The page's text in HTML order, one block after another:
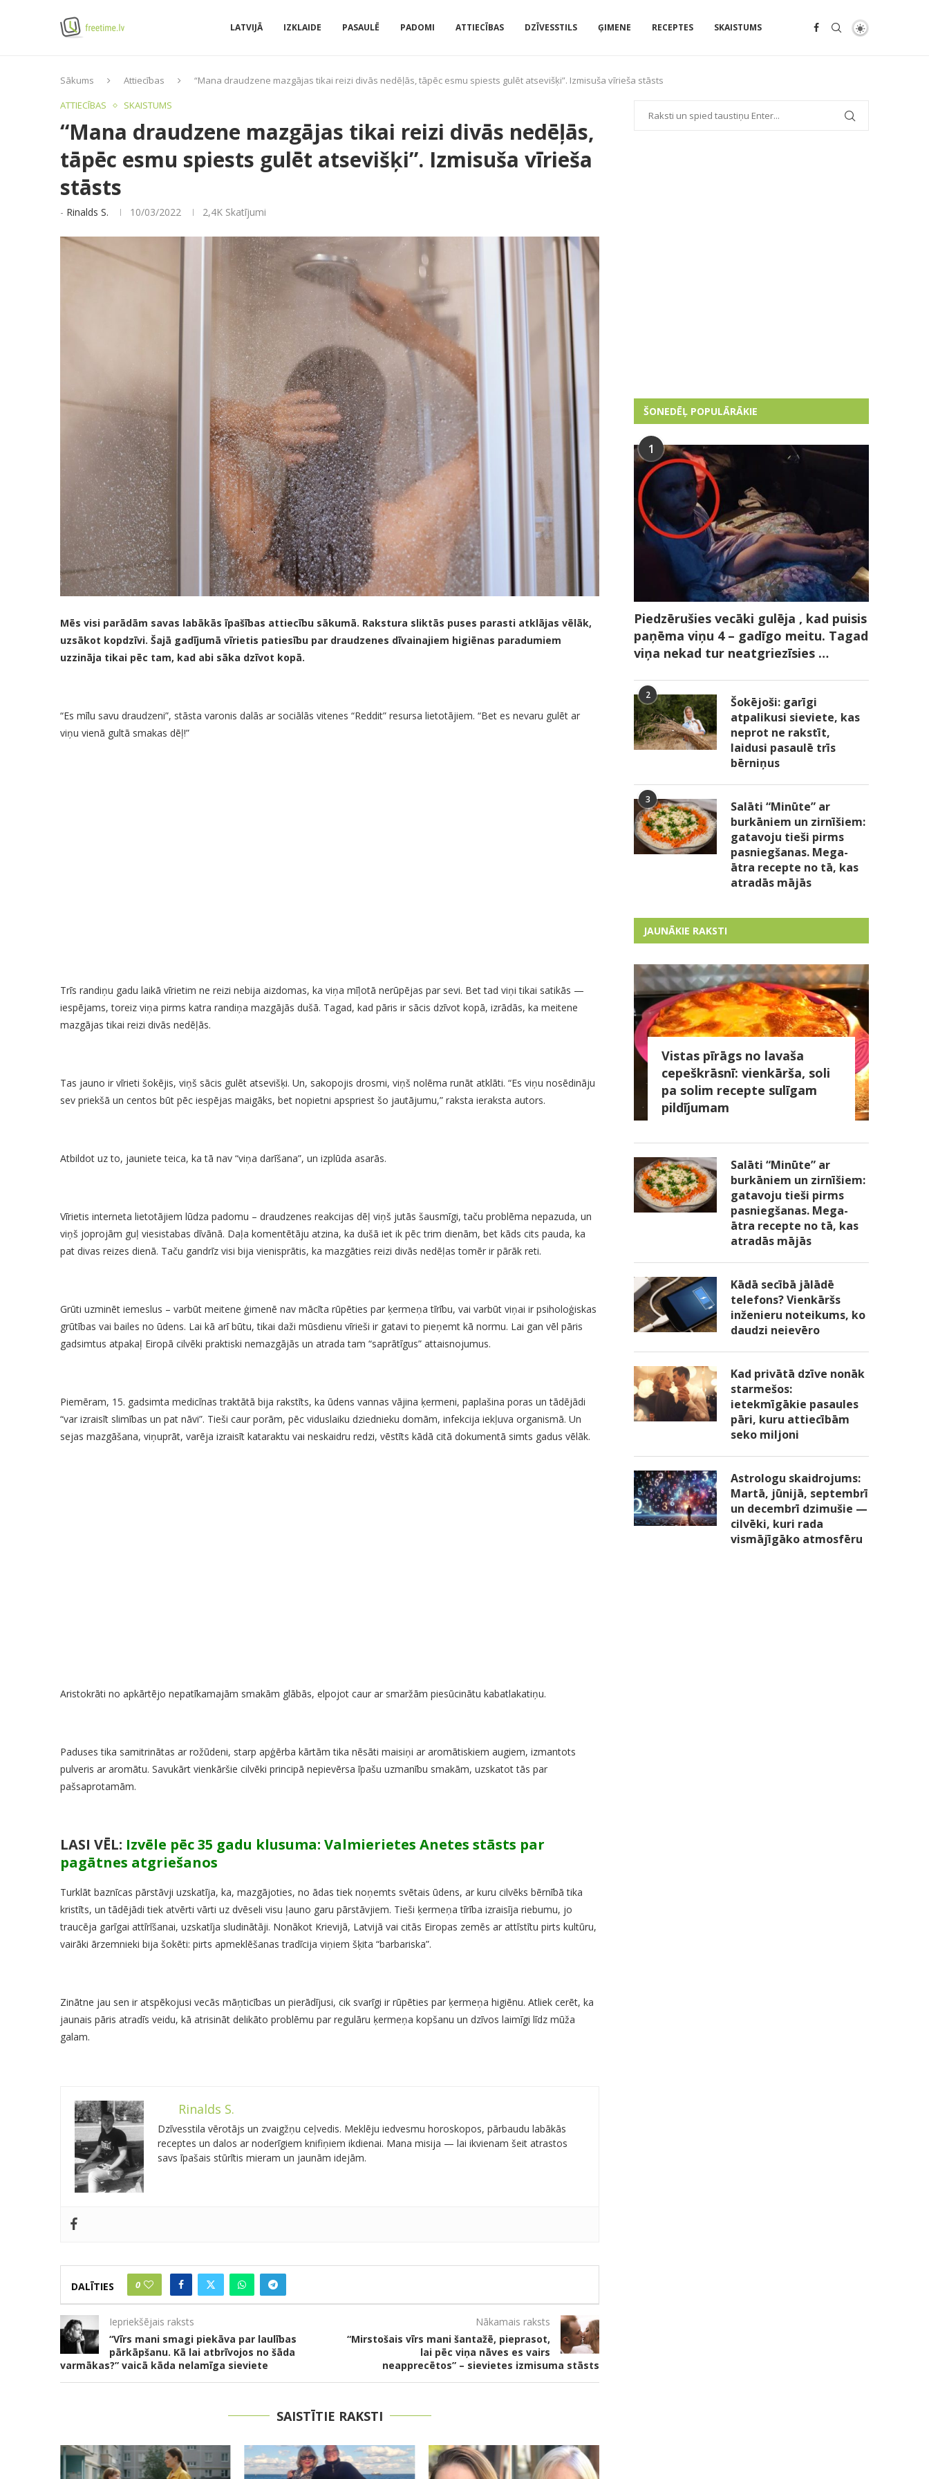
LATVIJĀ IZKLAIDE PASAULĒ PADOMI ATTIECĪBAS DZĪVESSTILS ĢIMENE RECEPTES SKAISTUMS
Sākums Attiecības
“Mana draudzene mazgājas tikai reizi divās nedēļās, tāpēc esmu spiests gulēt atsevišķi”. Izmisuša vīrieša stāsts
ATTIECĪBAS
SKAISTUMS
“Mana draudzene mazgājas tikai reizi divās nedēļās,
tāpēc esmu spiests gulēt atsevišķi”. Izmisuša vīrieša
stāsts
- Rinalds S. 10/03/2022 2,4K Skatījumi
Mēs visi parādām savas labākās īpašības attiecību sākumā. Rakstura sliktās puses parasti atklājas vēlāk,
uzsākot kopdzīvi. Šajā gadījumā vīrietis patiesību par draudzenes dīvainajiem higiēnas paradumiem
uzzināja tikai pēc tam, kad abi sāka dzīvot kopā.
“Es mīlu savu draudzeni”, stāsta varonis dalās ar sociālās vitenes “Reddit” resursa lietotājiem. “Bet es nevaru gulēt ar
viņu vienā gultā smakas dēļ!”
Trīs randiņu gadu laikā vīrietim ne reizi nebija aizdomas, ka viņa mīļotā nerūpējas par sevi. Bet tad viņi tikai satikās —
iespējams, toreiz viņa pirms katra randiņa mazgājās dušā. Tagad, kad pāris ir sācis dzīvot kopā, izrādās, ka meitene
mazgājas tikai reizi divās nedēļās.
Tas jauno ir vīrieti šokējis, viņš sācis gulēt atsevišķi. Un, sakopojis drosmi, viņš nolēma runāt atklāti. “Es viņu nosēdināju
sev priekšā un centos būt pēc iespējas maigāks, bet nopietni apspriest šo jautājumu,” raksta ieraksta autors.
Atbildot uz to, jauniete teica, ka tā nav “viņa darīšana”, un izplūda asarās.
Vīrietis interneta lietotājiem lūdza padomu – draudzenes reakcijas dēļ viņš jutās šausmīgi, taču problēma nepazuda, un
viņš joprojām guļ viesistabas dīvānā. Daļa komentētāju atzina, ka dušā iet ik pēc trim dienām, bet kāds cits pauda, ka
pat divas reizes dienā. Taču gandrīz visi bija vienisprātis, ka mazgāties reizi divās nedēļas tomēr ir pārāk reti.
Grūti uzminēt iemeslus – varbūt meitene ģimenē nav mācīta rūpēties par ķermeņa tīrību, vai varbūt viņai ir psiholoģiskas
grūtības vai bailes no ūdens. Lai kā arī būtu, tikai daži mūsdienu vīrieši ir gatavi to pieņemt kā normu. Lai gan vēl pāris
gadsimtus atpakaļ Eiropā cilvēki praktiski nemazgājās un atrada tam “saprātīgus” attaisnojumus.
Piemēram, 15. gadsimta medicīnas traktātā bija rakstīts, ka ūdens vannas vājina ķermeni, paplašina poras un tādējādi
“var izraisīt slimības un pat nāvi”. Tieši caur porām, pēc viduslaiku dziednieku domām, infekcija iekļuva organismā. Un
sejas mazgāšana, viņuprāt, varēja izraisīt kataraktu vai neskaidru redzi, vēstīts kādā citā dokumentā simts gadus vēlāk.
Aristokrāti no apkārtējo nepatīkamajām smakām glābās, elpojot caur ar smaržām piesūcinātu kabatlakatiņu.
Paduses tika samitrinātas ar rožūdeni, starp apģērba kārtām tika nēsāti maisiņi ar aromātiskiem augiem, izmantots
pulveris ar aromātu. Savukārt vienkāršie cilvēki principā nepievērsa īpašu uzmanību smakām, uzskatot tās par
pašsaprotamām.
LASI VĒL: Izvēle pēc 35 gadu klusuma: Valmierietes Anetes stāsts par
pagātnes atgriešanos
Turklāt baznīcas pārstāvji uzskatīja, ka, mazgājoties, no ādas tiek noņemts svētais ūdens, ar kuru cilvēks bērnībā tika
kristīts, un tādējādi tiek atvērti vārti uz dvēseli visu ļauno garu pārstāvjiem. Tieši ķermeņa tīrība izraisīja riebumu, jo
traucēja garīgai attīrīšanai, uzskatīja sludinātāji. Nonākot Krievijā, Latvijā vai citās Eiropas zemēs ar attīstītu pirts kultūru,
vairāki ārzemnieki bija šokēti: pirts apmeklēšanas tradīcija viņiem šķita “barbariska”.
Zinātne jau sen ir atspēkojusi vecās māņticības un pierādījusi, cik svarīgi ir rūpēties par ķermeņa higiēnu. Atliek cerēt, ka
jaunais pāris atradīs veidu, kā atrisināt delikāto problēmu par regulāru ķermeņa kopšanu un dzīvos laimīgi līdz mūža
galam.
Rinalds S.
Dzīvesstila vērotājs un zvaigžņu ceļvedis. Meklēju iedvesmu horoskopos, pārbaudu labākās
receptes un dalos ar noderīgiem knifiņiem ikdienai. Mana misija — lai ikvienam šeit atrastos
savs īpašais stūrītis mieram un jaunām idejām.
DALĪTIES 0
Iepriekšējais raksts
“Vīrs mani smagi piekāva par laulības
pārkāpšanu. Kā lai atbrīvojos no šāda
varmākas?” vaicā kāda nelamīga sieviete
Nākamais raksts
“Mirstošais vīrs mani šantažē, pieprasot,
lai pēc viņa nāves es vairs
neapprecētos” – sievietes izmisuma stāsts
SAISTĪTIE RAKSTI
ŠONEDĒĻ POPULĀRĀKIE
1
Piedzērušies vecāki gulēja , kad puisis
paņēma viņu 4 – gadīgo meitu. Tagad
viņa nekad tur neatgriezīsies …
2
Šokējoši: garīgi
atpalikusi sieviete, kas
neprot ne rakstīt,
laidusi pasaulē trīs
bērniņus
3
Salāti “Minūte” ar
burkāniem un zirnīšiem:
gatavoju tieši pirms
pasniegšanas. Mega-
ātra recepte no tā, kas
atradās mājās
JAUNĀKIE RAKSTI
Vistas pīrāgs no lavaša
cepeškrāsnī: vienkārša, soli
pa solim recepte sulīgam
pildījumam
Salāti “Minūte” ar
burkāniem un zirnīšiem:
gatavoju tieši pirms
pasniegšanas. Mega-
ātra recepte no tā, kas
atradās mājās
Kādā secībā jālādē
telefons? Vienkāršs
inženieru noteikums, ko
daudzi neievēro
Kad privātā dzīve nonāk
starmešos:
ietekmīgākie pasaules
pāri, kuru attiecībām
seko miljoni
Astrologu skaidrojums:
Martā, jūnijā, septembrī
un decembrī dzimušie —
cilvēki, kuri rada
vismājīgāko atmosfēru